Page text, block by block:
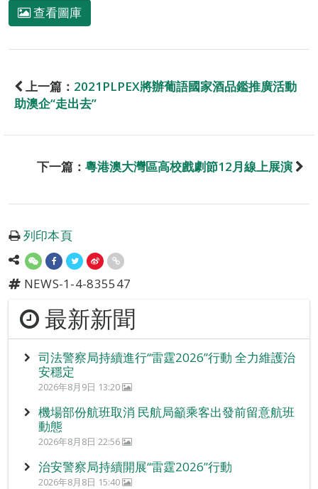
查看圖庫
上一篇： 2021PLPEX將辦葡語國家酒品鑑推廣活動
助澳企“走出去”
下一篇： 粵港澳大灣區高校戲劇節12月線上展演
列印本頁
NEWS-1-4-835547
最新新聞
司法警察局持續進行“雷霆2026”行動 全力維護治
安穩定
2026年8月9日 13:20
機場部份航班取消 民航局籲乘客出發前留意航班
動態
2026年8月8日 22:56
治安警察局持續開展“雷霆2026”行動
2026年8月8日 15:40